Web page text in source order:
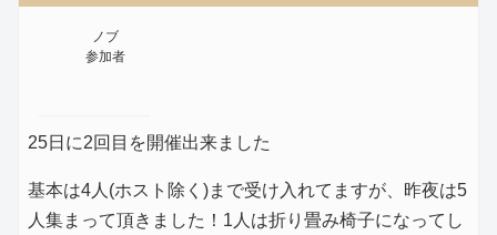
ノブ
参加者
25日に2回目を開催出来ました
基本は4人(ホスト除く)まで受け入れてますが、昨夜は5
人集まって頂きました！1人は折り畳み椅子になってし